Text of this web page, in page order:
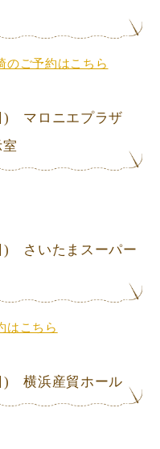
のご予約はこちら
) マロニエプラザ
) さいたまスーパー
はこちら
) 横浜産貿ホール